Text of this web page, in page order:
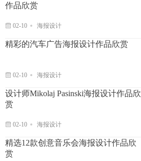
作品欣赏
02-10 海报设计
精彩的汽车广告海报设计作品欣赏
02-10 海报设计
设计师Mikolaj Pasinski海报设计作品欣
赏
02-10 海报设计
精选12款创意音乐会海报设计作品欣
赏